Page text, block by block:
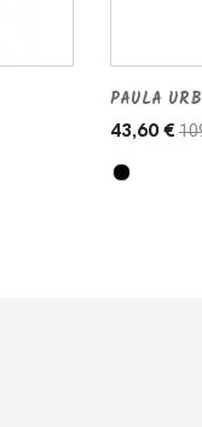
PAULA
43,60 €